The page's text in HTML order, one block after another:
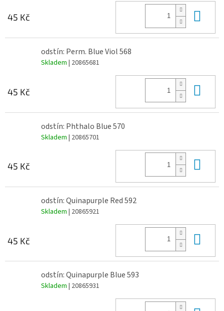
45 Kč
odstín: Perm. Blue Viol 568
Skladem | 20865681
45 Kč
odstín: Phthalo Blue 570
Skladem | 20865701
45 Kč
odstín: Quinapurple Red 592
Skladem | 20865921
45 Kč
odstín: Quinapurple Blue 593
Skladem | 20865931